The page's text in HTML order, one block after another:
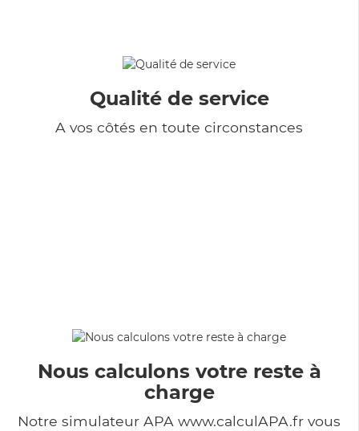
Qualité de service
A vos côtés en toute circonstances
Nous calculons votre reste à
charge
Notre simulateur APA www.calculAPA.fr vous